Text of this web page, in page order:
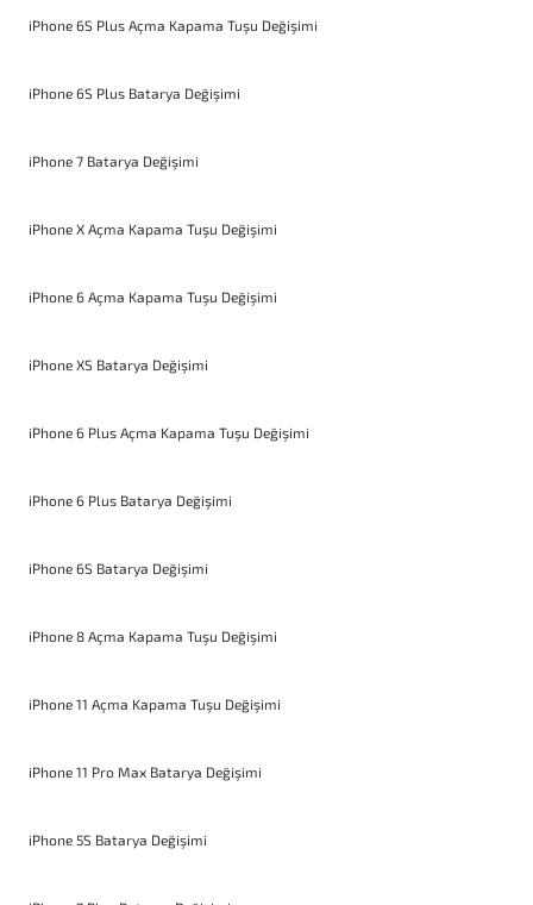
iPhone 6S Plus Açma Kapama Tuşu Değişimi
iPhone 6S Plus Batarya Değişimi
iPhone 7 Batarya Değişimi
iPhone X Açma Kapama Tuşu Değişimi
iPhone 6 Açma Kapama Tuşu Değişimi
iPhone XS Batarya Değişimi
iPhone 6 Plus Açma Kapama Tuşu Değişimi
iPhone 6 Plus Batarya Değişimi
iPhone 6S Batarya Değişimi
iPhone 8 Açma Kapama Tuşu Değişimi
iPhone 11 Açma Kapama Tuşu Değişimi
iPhone 11 Pro Max Batarya Değişimi
iPhone 5S Batarya Değişimi